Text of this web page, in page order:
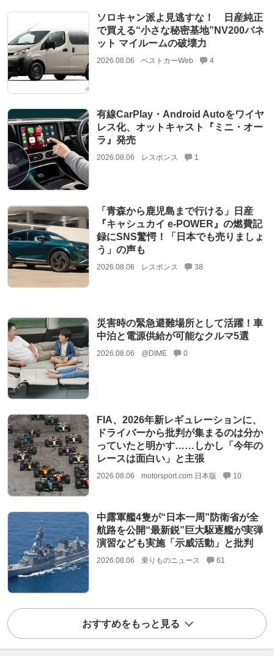
ソロキャン派よ見逃すな！ 日産純正
で買える“小さな秘密基地”NV200バネ
ット マイルームの破壊力
2026.08.06 ベストカーWeb 4
有線CarPlay・Android Autoをワイヤ
レス化、オットキャスト『ミニ・オー
ラ』発売
2026.08.06 レスポンス 1
「青森から鹿児島まで行ける」日産
『キャシュカイ e-POWER』の燃費記
録にSNS驚愕！「日本でも売りましょ
う」の声も
2026.08.06 レスポンス 38
災害時の緊急避難場所として活躍！車
中泊と電源供給が可能なクルマ5選
2026.08.06 @DIME 0
FIA、2026年新レギュレーションに、
ドライバーから批判が集まるのは分か
っていたと明かす……しかし「今年の
レースは面白い」と主張
2026.08.06 motorsport.com 日本版 10
中露軍艦4隻が“日本一周”防衛省が全
航路を公開“最新鋭”巨大駆逐艦が実弾
演習なども実施「示威活動」と批判
2026.08.06 乗りものニュース 61
おすすめをもっと見る